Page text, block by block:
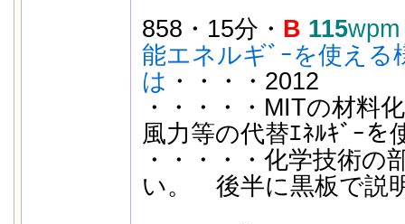
858・15分・ B 115wpm
能エネルギﾞｰを使える
は ・・・・2012
・・・・・MITの材料
風力等の代替ｴﾈﾙｷﾞｰを
・・・・・化学技術の
い。 後半に黒板で説